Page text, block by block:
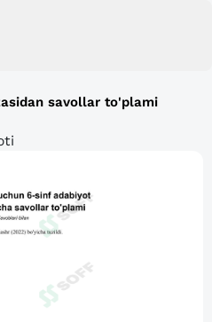
savollar to'plami